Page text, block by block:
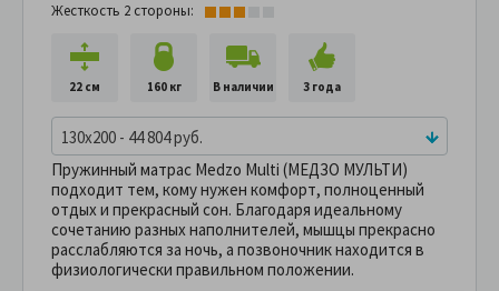
Жесткость 2 стороны:
22 см 160 кг В наличии 3 года
130x200 - 44 804 руб.
Пружинный матрас Medzo Multi (МЕДЗО МУЛЬТИ)
подходит тем, кому нужен комфорт, полноценный
отдых и прекрасный сон. Благодаря идеальному
сочетанию разных наполнителей, мышцы прекрасно
расслабляются за ночь, а позвоночник находится в
физиологически правильном положении.